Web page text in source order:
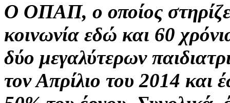
Ο ΟΠΑΠ, ο οποίος
κοινωνία εδώ και 60
δύο μεγαλύτερων
τον Απρίλιο του 2014 και